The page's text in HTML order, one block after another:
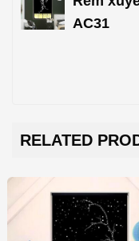
AC31
RELATED